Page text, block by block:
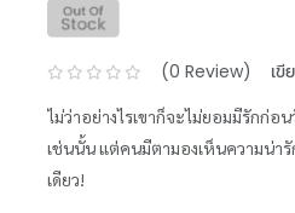
(0 Review) เขี
ไม่ว่าอย่างไรเขาก็จะไม่ยอมมีรักก่อ
เช่นนั้น แต่คนมีตามองเห็นความน่ารั
เดียว!